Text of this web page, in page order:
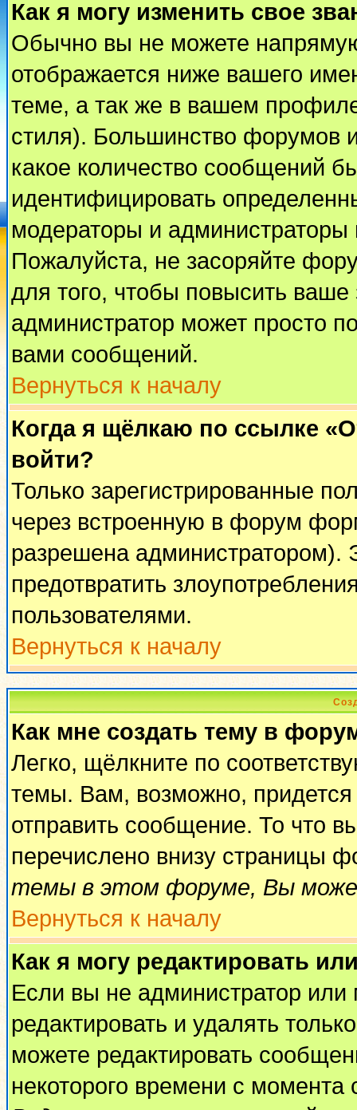
Как я могу изменить свое
Обычно вы не можете
отображается ниже вашего
теме, а так же в вашем
стиля). Большинство форумов
какое количество сообщений
идентифицировать
модераторы и администраторы
Пожалуйста, не засоряйте
для того, чтобы повысить
администратор может просто
вами сообщений.
Вернуться к началу
Когда я щёлкаю по ссылке
войти?
Только зарегистрированные
через встроенную в форум
разрешена администратором).
предотвратить
пользователями.
Вернуться к началу
Как мне создать тему в
Легко, щёлкните по
темы. Вам, возможно, придется
отправить сообщение. То что
перечислено внизу страницы
темы в этом форуме, Вы
Вернуться к началу
Как я могу редактировать
Если вы не администратор
редактировать и удалять
можете редактировать
некоторого времени с